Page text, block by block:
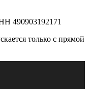
490903192171
только с прямой